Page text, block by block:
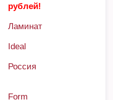
рублей!
Ламинат
Ideal
Россия
Form